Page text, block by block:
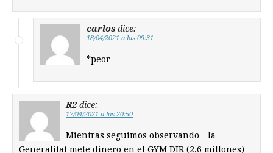
carlos dice:
18/04/2021 a las 09:31
*peor
R2 dice:
17/04/2021 a las 20:50
Mientras seguimos observando…la
Generalitat mete dinero en el GYM DIR (2,6 millones)